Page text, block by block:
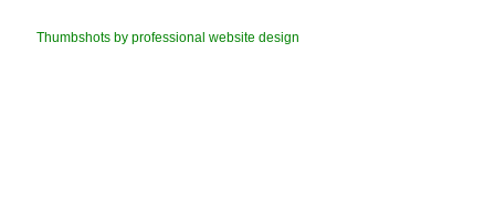
Thumbshots by professional website design